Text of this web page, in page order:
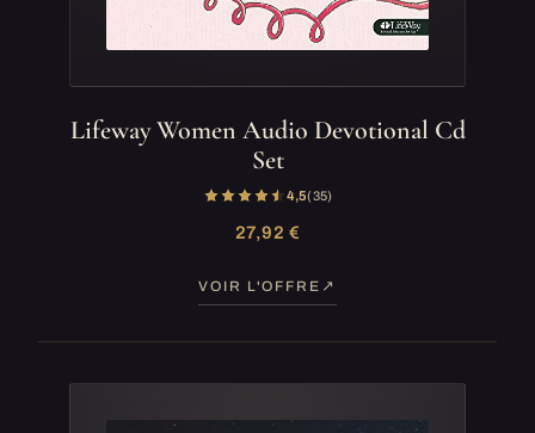
Lifeway Women Audio Devotional Cd
Set
4,5(35)
27,92 €
VOIR L'OFFRE